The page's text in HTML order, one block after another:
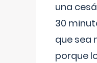
una
30
que sea
porque